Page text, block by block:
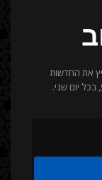
את החדשות
יום שני.